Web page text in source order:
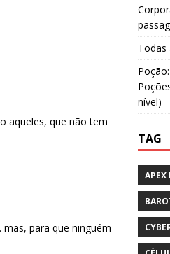
aqueles, que não tem
para que ninguém
Todas
nível)
TAG
APEX